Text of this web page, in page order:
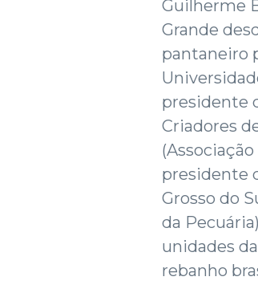
Guilherme
Grande
pantaneiro
presidente
Criadores
presidente
Grosso do
da
unidades
rebanho